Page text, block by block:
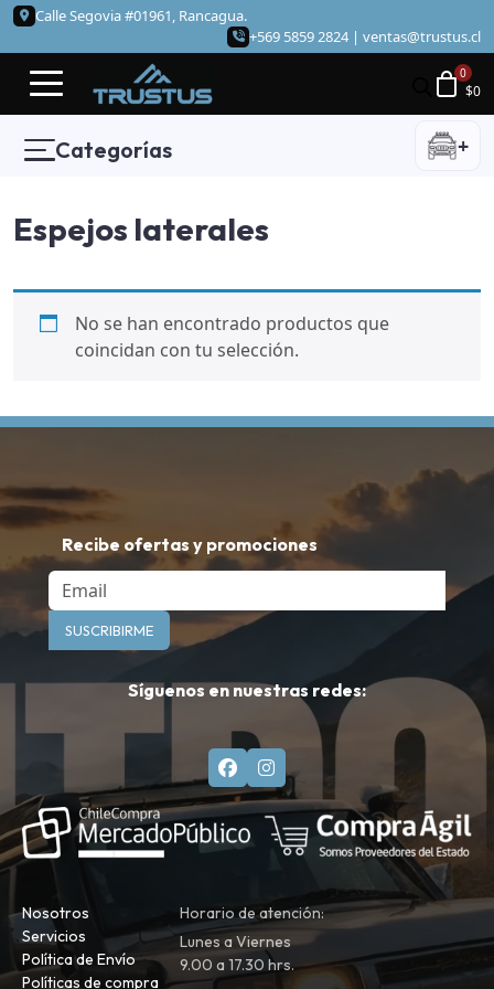
Calle Segovia #01961, Rancagua.
+569 5859 2824 | ventas@trustus.cl
$0
Categorías +
Espejos laterales
No se han encontrado productos que
coincidan con tu selección.
Recibe ofertas y promociones
Email
SUSCRIBIRME
Síguenos en nuestras redes:
Nosotros
Servicios
Política de Envío
Políticas de compra
Horario de atención:
Lunes a Viernes
9.00 a 17.30 hrs.